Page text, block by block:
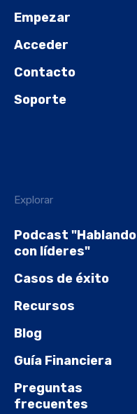
Empezar
Acceder
Contacto
Soporte
Explorar
Podcast "Hablando
con líderes"
Casos de éxito
Recursos
Blog
Guía Financiera
Preguntas
frecuentes